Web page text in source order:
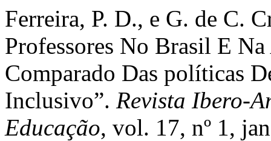
Ferreira, P. D., e G. de C.
Professores No Brasil E
Comparado Das políticas
Inclusivo”. Revista Ibero-
Educação, vol. 17, nº 1,